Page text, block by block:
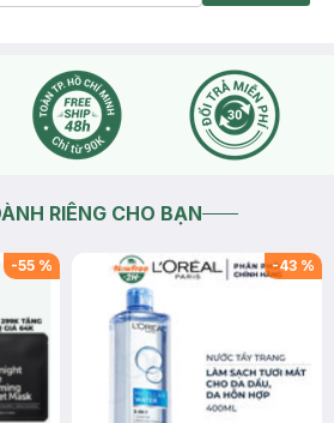
RIÊNG CHO BẠN
-55 % -43 %